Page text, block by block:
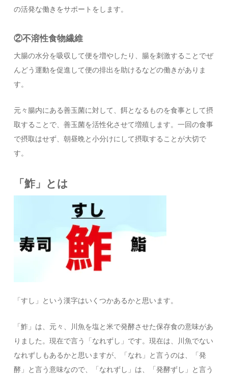
の活発な働きをサポートをします。
②不溶性食物繊維
大腸の水分を吸収して便を増やしたり、腸を刺激することでぜ
んどう運動を促進して便の排出を助けるなどの働きがありま
す。
元々腸内にある善玉菌に対して、餌となるものを食事として摂
取することで、善玉菌を活性化させて増殖します。一回の食事
で摂取はせず、朝昼晩と小分けにして摂取することが大切で
す。
「鮓」とは
「すし」という漢字はいくつかあるかと思います。
「鮓」は、元々、川魚を塩と米で発酵させた保存食の意味があ
りました。現在で言う「なれずし」です。現在は、川魚でない
なれずしもあるかと思いますが、「なれ」と言うのは、「発
酵」と言う意味なので、「なれずし」は、「発酵ずし」と言う